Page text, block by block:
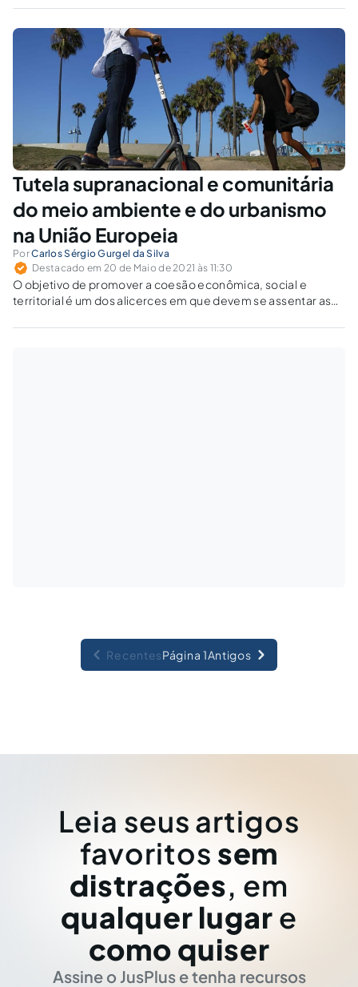
e regiões autônomas, servindo de exemplo ao
federalismo no Brasil, ainda que se trate de um
Estado unitário.
Tutela supranacional e comunitária
do meio ambiente e do urbanismo
na União Europeia
PorCarlos Sérgio Gurgel da Silva
Destacado em 20 de Maio de 2021 às 11:30
O objetivo de promover a coesão econômica, social e
territorial é um dos alicerces em que devem se assentar as
europeu.
RecentesPágina 1Antigos
Leia seus artigos
favoritos sem
distrações, em
qualquer lugar e
como quiser
Assine o JusPlus e tenha recursos